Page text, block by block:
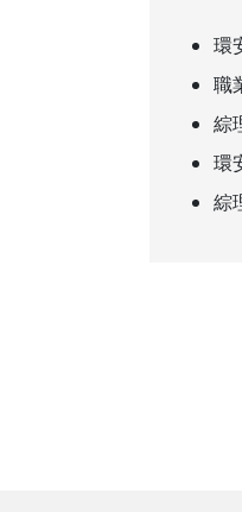
環
職
綜
環
綜